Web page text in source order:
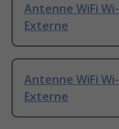
Antenne WiFi
Externe
Antenne WiFi
Externe